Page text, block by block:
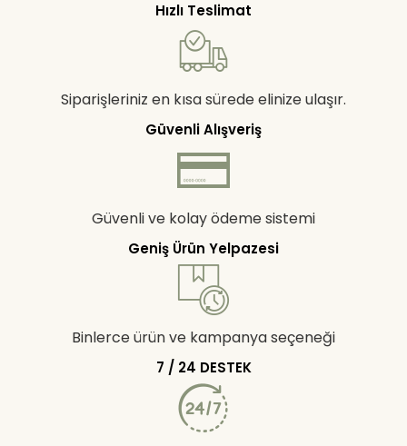
Hızlı Teslimat
Siparişleriniz en kısa sürede elinize ulaşır.
Güvenli Alışveriş
Güvenli ve kolay ödeme sistemi
Geniş Ürün Yelpazesi
Binlerce ürün ve kampanya seçeneği
7 / 24 DESTEK